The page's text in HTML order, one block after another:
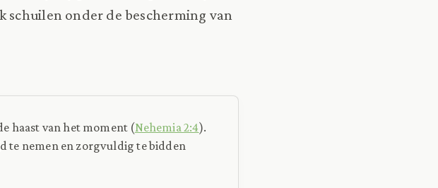
schuilen onder de bescherming van
haast van het moment (Nehemia 2:4).
te nemen en zorgvuldig te bidden